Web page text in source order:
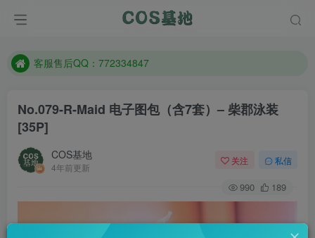
遇到任何问题加客服QQ：772334847
客服售后QQ：772334847
防失联：百度搜索《一七天佳》，实时查看最新站点。
No.079-R-Maid 电子图包（含7套）– 柴郡泳装
[35P]
COS基地
4年前更新
关注 私信
990 189